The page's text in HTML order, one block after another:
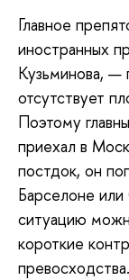
Главное
иностранных
Кузьминова, —
отсутствует
Поэтому
приехал в
постдок, он
Барселоне
ситуацию
короткие
превосходства.